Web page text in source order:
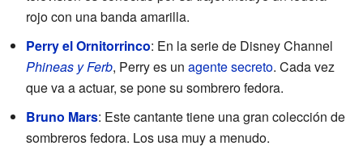
rojo con una banda amarilla.
Perry el Ornitorrinco: En la serie de Disney Channel
Phineas y Ferb, Perry es un agente secreto. Cada vez
que va a actuar, se pone su sombrero fedora.
Bruno Mars: Este cantante tiene una gran colección de
sombreros fedora. Los usa muy a menudo.